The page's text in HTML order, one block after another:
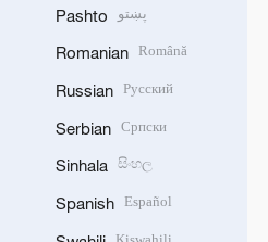
Pashto پښتو
Romanian Română
Russian Русский
Serbian Српски
Sinhala සිංහල
Spanish Español